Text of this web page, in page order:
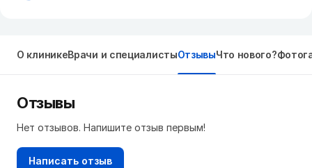
О клиникеВрачи и специалистыОтзывыЧто нового?
Отзывы
Нет отзывов. Напишите отзыв первым!
Написать отзыв